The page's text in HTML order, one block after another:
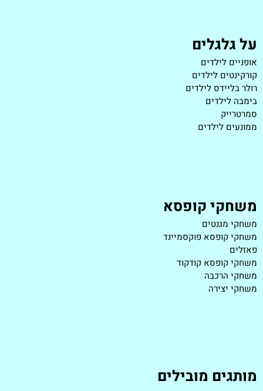
על גלגלים
אופניים לילדים
קורקינטים לילדים
רולר בליידס לילדים
בימבה לילדים
סמרטרייק
ממונעים לילדים
משחקי קופסא
משחקי מגנטים
משחקי קופסא פוקסמיינד
פאזלים
משחקי קופסא קודקוד
משחקי הרכבה
משחקי יצירה
מותגים מובילים